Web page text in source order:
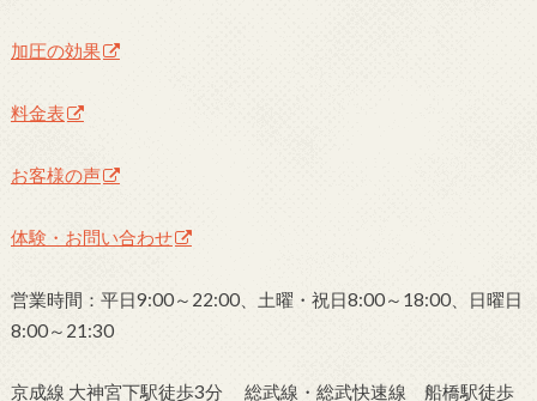
加圧の効果
料金表
お客様の声
体験・お問い合わせ
営業時間：平日9:00～22:00、土曜・祝日8:00～18:00、日曜日
8:00～21:30
京成線 大神宮下駅徒歩3分 総武線・総武快速線 船橋駅徒歩